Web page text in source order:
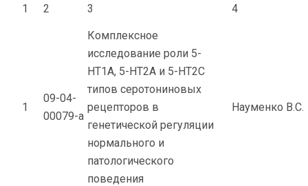
1 2 3 4
1
09-04-
00079-а
Комплексное
исследование роли 5-
НТ1А, 5-НТ2А и 5-НТ2С
типов серотониновых
рецепторов в
генетической регуляции
нормального и
патологического
поведения
Науменко В.С.